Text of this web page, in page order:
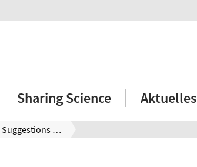
Sharing Science Aktuelles
Zwei Editors' Suggestions für neue Veröffentlichungen über topologische Systeme